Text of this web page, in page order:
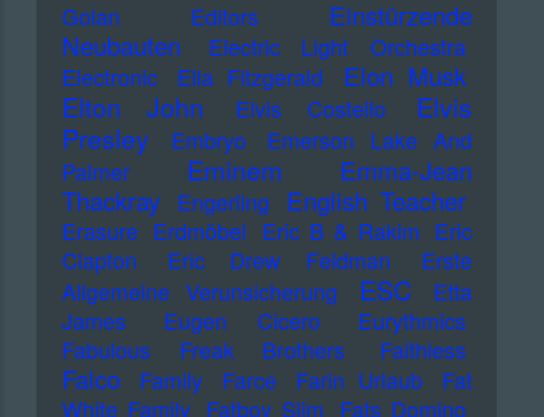
Golan
Editors
Einstürzende
Neubauten
Electric Light Orchestra
Electronic
Ella Fitzgerald Elon Musk
Elton John Elvis Costello
Elvis
Presley
Embryo
Emerson Lake And
Palmer
Eminem
Emma-Jean
Thackray
Engerling English Teacher
Erasure Erdmöbel Eric B & Rakim Eric
Clapton
Eric Drew Feldman
Erste
Allgemeine Verunsicherung
ESC
Etta
James
Eugen Cicero
Eurythmics
Fabulous Freak Brothers
Faithless
Falco Family Farce Farin Urlaub
Fat
White Family Fatboy Slim Fats Domino